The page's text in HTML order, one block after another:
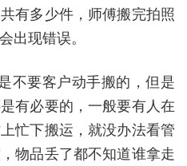
有多少件，师傅搬完拍照
出现错误。
不要客户动手搬的，但是
有必要的，一般要有人在
忙下搬运，就没办法看管
物品丢了都不知道谁拿走